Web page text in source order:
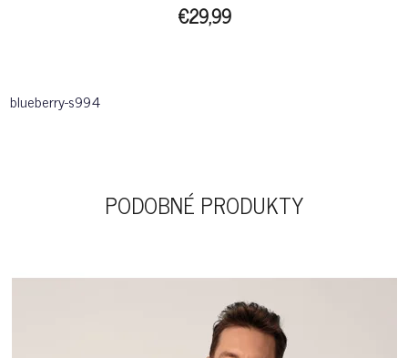
€29,99
blueberry-s994
PODOBNÉ PRODUKTY